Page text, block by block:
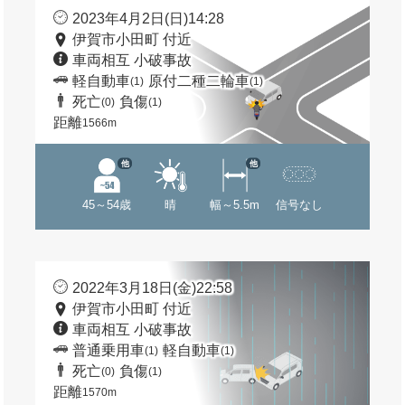
2023年4月2日(日)14:28
伊賀市小田町 付近
車両相互 小破事故
軽自動車(1) 原付二種二輪車(1)
死亡(0) 負傷(1)
距離1566m
45～54歳
他
晴 幅～5.5m
他
信号なし
2022年3月18日(金)22:58
伊賀市小田町 付近
車両相互 小破事故
普通乗用車(1) 軽自動車(1)
死亡(0) 負傷(1)
距離1570m